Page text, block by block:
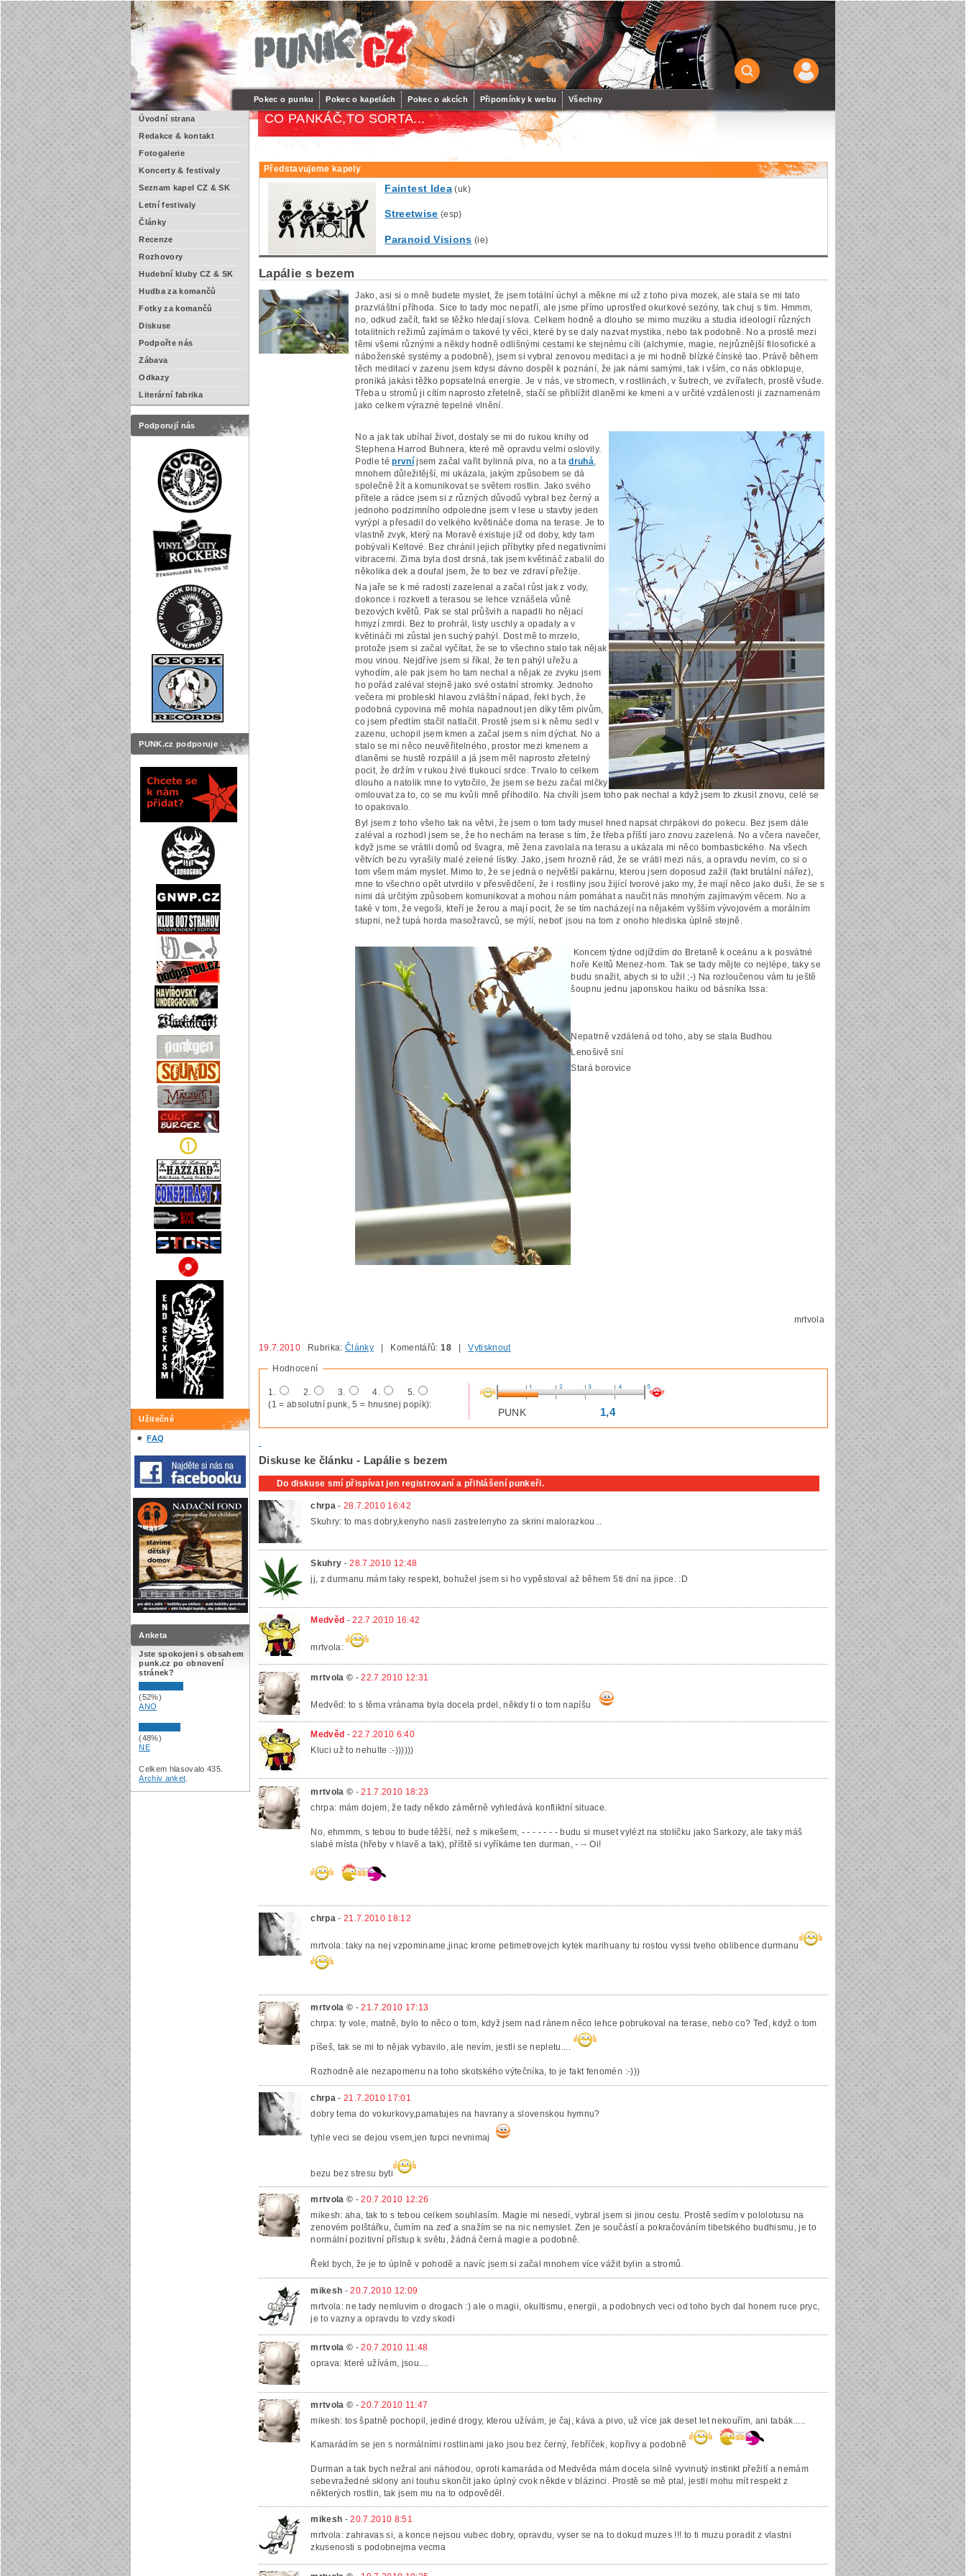
Pokec o punku Pokec o kapelách Pokec o akcích Připomínky k webu Všechny
Úvodní strana
Redakce & kontakt
Fotogalerie
Koncerty & festivaly
Seznam kapel CZ & SK
Letní festivaly
Články
Recenze
Rozhovory
Hudební kluby CZ & SK
Hudba za komančů
Fotky za komančů
Diskuse
Podpořte nás
Zábava
Odkazy
Literární fabrika
Podporují nás
PUNK.cz podporuje
CO PANKÁČ,TO SORTA...
Užitečné
FAQ
Představujeme kapely
Faintest Idea (uk)
Streetwise (esp)
Paranoid Visions (ie)
Lapálie s bezem
Jako, asi si o mně budete myslet, že jsem totální úchyl a měkne mi už z toho piva mozek, ale stala se mi tato
prazvláštní příhoda. Sice to tady moc nepatří, ale jsme přímo uprostřed okurkové sezóny, tak chuj s tim. Hmmm,
no, odkud začít, fakt se těžko hledají slova. Celkem hodně a dlouho se mimo muziku a studia ideologií různých
totalitních režimů zajímám o takové ty věci, které by se daly nazvat mystika, nebo tak podobně. No a prostě mezi
těmi všemi různými a někdy hodně odlišnými cestami ke stejnému cíli (alchymie, magie, nejrůznější filosofické a
náboženské systémy a podobně), jsem si vybral zenovou meditaci a je mi hodně blízké čínské tao. Právě během
těch meditací v zazenu jsem kdysi dávno dospěl k poznání, že jak námi samými, tak i vším, co nás obklopuje,
proniká jakási těžko popsatelná energie. Je v nás, ve stromech, v rostlinách, v šutrech, ve zvířatech, prostě všude.
Třeba u stromů ji cítím naprosto zřetelně, stačí se přiblížit dlaněmi ke kmeni a v určité vzdálenosti ji zaznamenám
jako celkem výrazné tepelné vlnění.
No a jak tak ubíhal život, dostaly se mi do rukou knihy od
Stephena Harrod Buhnera, které mě opravdu velmi oslovily.
Podle téprvní jsem začal vařit bylinná piva, no a tadruhá,
mnohem důležitější, mi ukázala, jakým způsobem se dá
společně žít a komunikovat se světem rostlin. Jako svého
přítele a rádce jsem si z různých důvodů vybral bez černý a
jednoho podzimního odpoledne jsem v lese u stavby jeden
vyrýpl a přesadil do velkého květináče doma na terase. Je to
vlastně zvyk, který na Moravě existuje již od doby, kdy tam
pobývali Keltové. Bez chránil jejich příbytky před negativními
vibracemi. Zima byla dost drsná, tak jsem květináč zabalil do
několika dek a doufal jsem, že to bez ve zdraví přežije.
Na jaře se k mé radosti zazelenal a začal růst jak z vody,
dokonce i rozkvetl a terasou se lehce vznášela vůně
bezových květů. Pak se stal průšvih a napadli ho nějací
hmyzí zmrdi. Bez to prohrál, listy uschly a opadaly a v
květináči mi zůstal jen suchý pahýl. Dost mě to mrzelo,
protože jsem si začal vyčítat, že se to všechno stalo tak nějak
mou vinou. Nejdříve jsem si říkal, že ten pahýl uřežu a
vyhodím, ale pak jsem ho tam nechal a nějak ze zvyku jsem
ho pořád zaléval stejně jako své ostatní stromky. Jednoho
večera mi probleskl hlavou zvláštní nápad, řekl bych, že
podobná cypovina mě mohla napadnout jen díky těm pivům,
co jsem předtím stačil natlačit. Prostě jsem si k němu sedl v
zazenu, uchopil jsem kmen a začal jsem s ním dýchat. No a
stalo se mi něco neuvěřitelného, prostor mezi kmenem a
dlaněmi se hustě rozpálil a já jsem měl naprosto zřetelný
pocit, že držím v rukou živé tlukoucí srdce. Trvalo to celkem
dlouho a natolik mne to vytočilo, že jsem se bezu začal mlčky
omlouvat za to, co se mu kvůli mně přihodilo. Na chvíli jsem toho pak nechal a když jsem to zkusil znovu, celé se
to opakovalo.
Byl jsem z toho všeho tak na větvi, že jsem o tom tady musel hned napsat chrpákovi do pokecu. Bez jsem dále
zaléval a rozhodl jsem se, že ho nechám na terase s tím, že třeba příští jaro znovu zazelená. No a včera navečer,
když jsme se vrátili domů od švagra, mě žena zavolala na terasu a ukázala mi něco bombastického. Na všech
větvích bezu vyrašily malé zelené lístky. Jako, jsem hrozně rád, že se vrátil mezi nás, a opravdu nevím, co si o
tom všem mám myslet. Mimo to, že se jedná o největší pakárnu, kterou jsem doposud zažil (fakt brutální nářez),
mne to všechno opět utvrdilo v přesvědčení, že i rostliny jsou žijící tvorové jako my, že mají něco jako duši, že se s
nimi dá určitým způsobem komunikovat a mohou nám pomáhat a naučit nás mnohým zajímavým věcem. No a
také v tom, že vegoši, kteří je žerou a mají pocit, že se tím nacházejí na nějakém vyšším vývojovém a morálním
stupni, než tupá horda masožravců, se mýlí, neboť jsou na tom z onoho hlediska úplně stejně.
Koncem týdne odjíždím do Bretaně k oceánu a k posvátné
hoře Keltů Menez-hom. Tak se tady mějte co nejlépe, taky se
budu snažit, abych si to užil ;-) Na rozloučenou vám tu ještě
šoupnu jednu japonskou haiku od básníka Issa:
Nepatrně vzdálená od toho, aby se stala Budhou
Lenošivě sní
Stará borovice
mrtvola
19.7.2010 Rubrika:Články | Komentářů:18|Vytisknout
Hodnocení
1. 2. 3. 4.
5.
(1 = absolutní punk, 5 = hnusnej popík):
PUNK 1,4
Diskuse ke článku - Lapálie s bezem
Do diskuse smí přispívat jen registrovaní a přihlášení punkeři.
chrpa -28.7.2010 16:42
Skuhry: to mas dobry,kenyho nasli zastrelenyho za skrini malorazkou...
Skuhry -28.7.2010 12:48
jj, z durmanu mám taky respekt, bohužel jsem si ho vypěstoval až během 5ti dní na jipce. :D
Medvěd -22.7.2010 16:42
mrtvola:
mrtvola © -22.7.2010 12:31
Medvěd: to s těma vránama byla docela prdel, někdy ti o tom napíšu
Medvěd -22.7.2010 6:40
Kluci už to nehulte :-))))))
mrtvola © -21.7.2010 18:23
chrpa: mám dojem, že tady někdo záměrně vyhledává konfliktní situace.
No, ehmmm, s tebou to bude těžší, než s mikešem, - - - - - - - budu si muset vylézt na stoličku jako Sarkozy, ale taky máš
slabé místa (hřeby v hlavě a tak), příště si vyříkáme ten durman, - -- Oi!
chrpa -21.7.2010 18:12
mrtvola: taky na nej vzpominame,jinac krome petimetrovejch kytek marihuany tu rostou vyssi tveho oblibence durmanu
mrtvola © -21.7.2010 17:13
chrpa: ty vole, matně, bylo to něco o tom, když jsem nad ránem něco lehce pobrukoval na terase, nebo co? Teď, když o tom
píšeš, tak se mi to nějak vybavilo, ale nevím, jestli se nepletu....
Rozhodně ale nezapomenu na toho skotského výtečníka, to je fakt fenomén :-)))
chrpa -21.7.2010 17:01
dobry tema do vokurkovy,pamatujes na havrany a slovenskou hymnu?
tyhle veci se dejou vsem,jen tupci nevnimaj
bezu bez stresu byti
mrtvola © -20.7.2010 12:26
mikesh: aha, tak to s tebou celkem souhlasím. Magie mi nesedí, vybral jsem si jinou cestu. Prostě sedím v pololotusu na
zenovém polštářku, čumím na zeď a snažím se na nic nemyslet. Zen je součástí a pokračováním tibetského budhismu, je to
normální pozitivní přístup k světu, žádná černá magie a podobně.
Řekl bych, že je to úplně v pohodě a navíc jsem si začal mnohem více vážit bylin a stromů.
mikesh -20.7.2010 12:09
mrtvola: ne tady nemluvim o drogach :) ale o magii, okultismu, energii, a podobnych veci od toho bych dal honem ruce pryc,
je to vazny a opravdu to vzdy skodi
mrtvola © -20.7.2010 11:48
oprava: které užívám, jsou....
mrtvola © -20.7.2010 11:47
mikesh: tos špatně pochopil, jediné drogy, kterou užívám, je čaj, káva a pivo, už více jak deset let nekouřím, ani tabák.....
Kamarádím se jen s normálními rostlinami jako jsou bez černý, řebříček, kopřivy a podobně
Durman a tak bych nežral ani náhodou, oproti kamaráda od Medvěda mám docela silně vyvinutý instinkt přežití a nemám
sebevražedné sklony ani touhu skončit jako úplný cvok někde v blázinci. Prostě se mě ptal, jestli mohu mít respekt z
některých rostlin, tak jsem mu na to odpověděl.
mikesh -20.7.2010 8:51
mrtvola: zahravas si, a konce nejsou vubec dobry, opravdu, vyser se na to dokud muzes !!! to ti muzu poradit z vlastni
zkusenosti s podobnejma vecma
Anketa
Jste spokojeni s obsahem
punk.cz po obnovení
stránek?
(52%)
ANO
(48%)
NE
Celkem hlasovalo 435.
Archiv anket